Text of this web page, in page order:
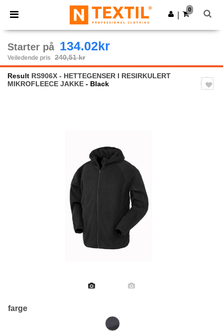
× Ntextil-app
Bedre priser i appen!
Last ned app
0
Starter på 134.02kr
Veiledende pris 240,51 kr
Result RS906X - HETTEGENSER I RESIRKULERT
MIKROFLEECE JAKKE - Black
farge